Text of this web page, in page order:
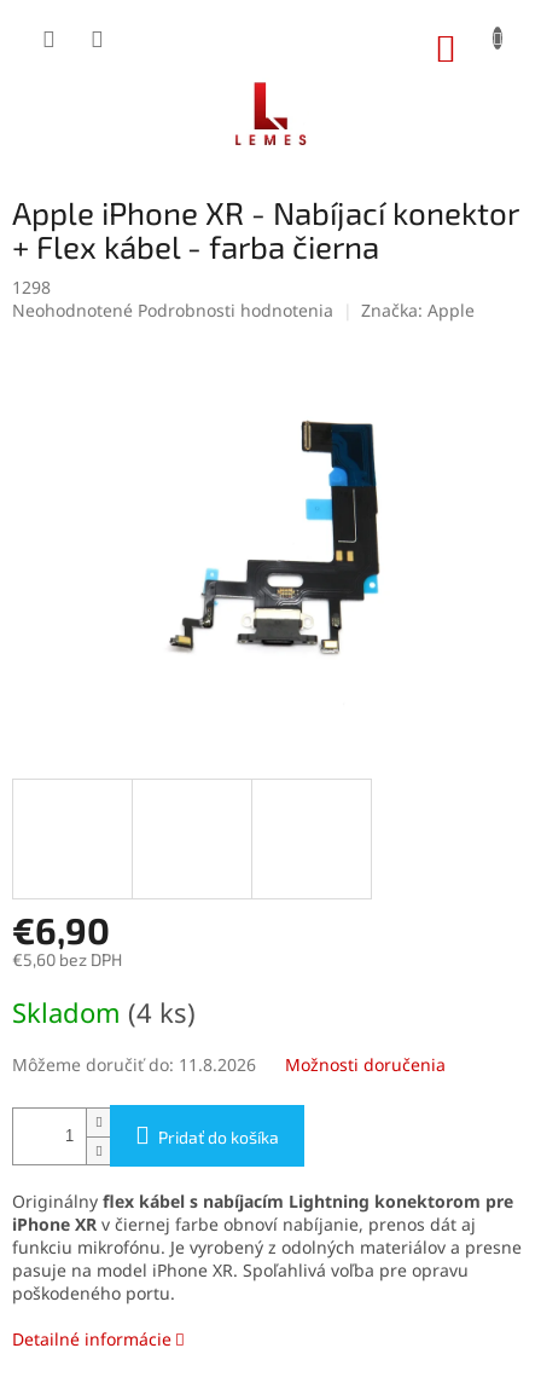
Apple iPhone XR - Nabíjací konektor
+ Flex kábel - farba čierna
1298
Priemerné
Neohodnotené Podrobnosti hodnotenia Značka: Apple
€6,90
€5,60 bez DPH
cena:
Skladom (4 ks)
Môžeme doručiť do: 11.8.2026 Možnosti doručenia
Pridať do košíka
Originálny flex kábel s nabíjacím Lightning konektorom pre
iPhone XR v čiernej farbe obnoví nabíjanie, prenos dát aj
funkciu mikrofónu. Je vyrobený z odolných materiálov a presne
pasuje na model iPhone XR. Spoľahlivá voľba pre opravu
poškodeného portu.
Detailné informácie